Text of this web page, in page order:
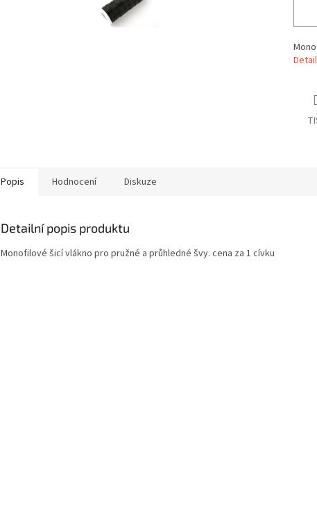
Popis Hodnocení Diskuze
Detailní popis produktu
Monofilové šicí vlákno pro pružné a průhledné švy. cena za 1 cívku